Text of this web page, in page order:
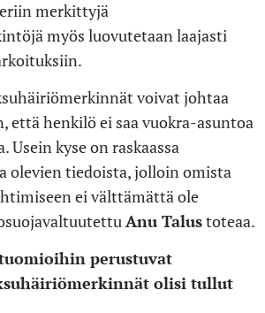
merkittyjä
myös luovutetaan laajasti
voivat johtaa
että henkilö ei saa vuokra-asuntoa
Usein kyse on raskaassa
olevien tiedoista, jolloin omista
ei välttämättä ole
Anu Talustoteaa.
perustuvat
olisi tullut